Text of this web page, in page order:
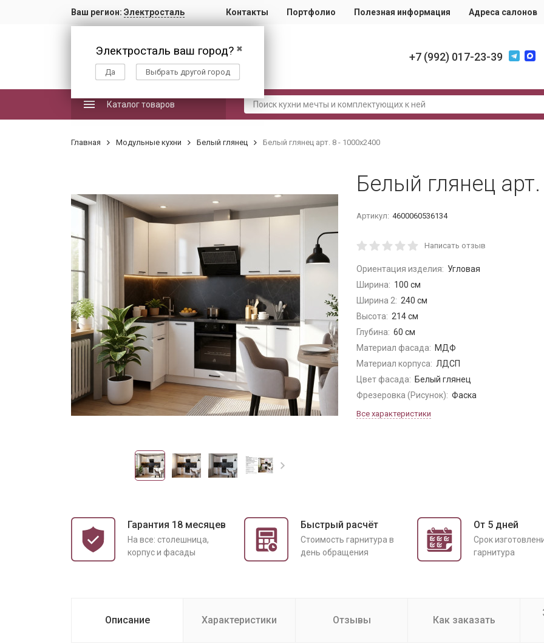
Ваш регион: Электросталь
✖
Электросталь ваш город?
Да Выбрать другой город
Контакты Портфолио Полезная информация Адреса салонов
+7 (992) 017-23-39
Каталог товаров
Главная Модульные кухни Белый глянец Белый глянец арт. 8 - 1000х2400
Белый глянец
Артикул: 4600060536134
Написать отзыв
Ориентация изделия: Угловая
Ширина: 100 см
Ширина 2: 240 см
Высота: 214 см
Глубина: 60 см
Материал фасада: МДФ
Материал корпуса: ЛДСП
Цвет фасада: Белый глянец
Фрезеровка (Рисунок): Фаска
Все характеристики
Гарантия 18 месяцев
На все: столешница,
корпус и фасады
Быстрый расчёт
Cтоимость гарнитура в
день обращения
От 5 дней
Срок
гарнитура
Описание Характеристики Отзывы Как заказать